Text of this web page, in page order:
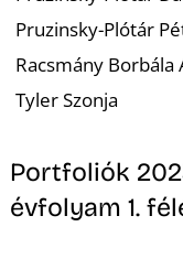
Pruzinsky-Plótár
Racsmány Borbála
Tyler Szonja
Portfoliók
évfolyam 1.